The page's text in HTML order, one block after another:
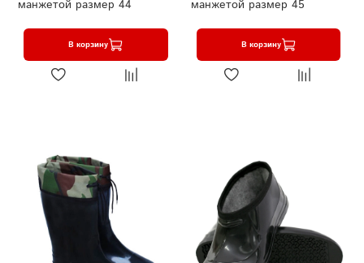
манжетой размер 44
В корзину
манжетой размер 45
В корзину